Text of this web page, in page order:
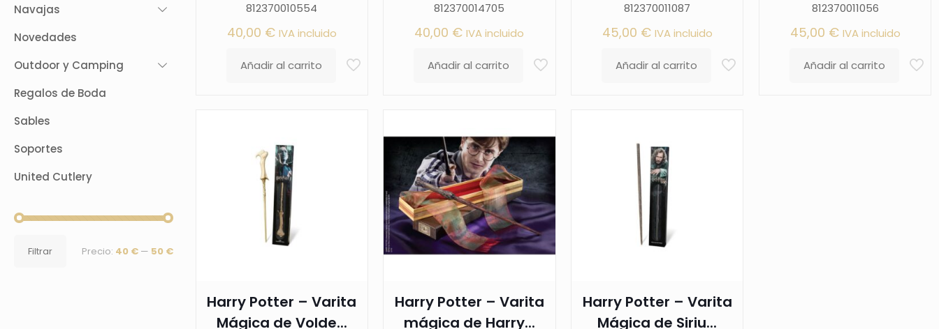
812370010554
40,00 € IVA incluido
Añadir al carrito
812370014705
40,00 € IVA incluido
Añadir al carrito
812370011087
45,00 € IVA incluido
Añadir al carrito
812370011056
45,00 € IVA incluido
Añadir al carrito
Harry Potter – Varita
Mágica de Volde...
Harry Potter – Varita
mágica de Harry...
Harry Potter – Varita
Mágica de Siriu...
Navajas
Novedades
Outdoor y Camping
Regalos de Boda
Sables
Soportes
United Cutlery
Filtrar Precio: 40 €— 50 €